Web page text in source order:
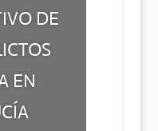
DE
EN